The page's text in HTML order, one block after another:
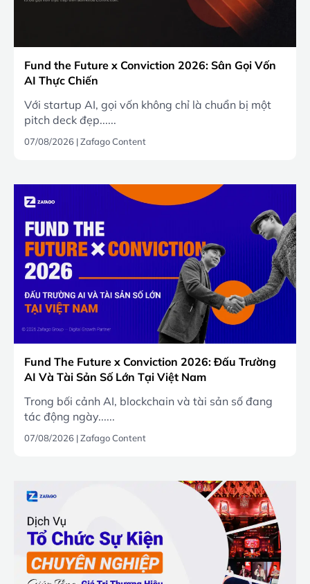
Fund the Future x Conviction 2026: Sân Gọi Vốn
AI Thực Chiến
Với startup AI, gọi vốn không chỉ là chuẩn bị một
pitch deck đẹp......
07/08/2026 |Zafago Content
Fund The Future x Conviction 2026: Đấu Trường
AI Và Tài Sản Số Lớn Tại Việt Nam
Trong bối cảnh AI, blockchain và tài sản số đang
tác động ngày......
07/08/2026 |Zafago Content